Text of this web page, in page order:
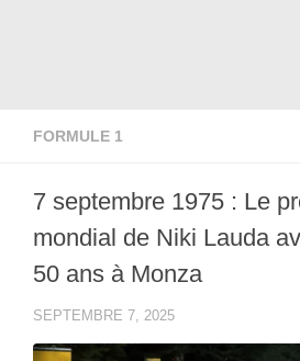
FORMULE 1
7 septembre 1975 : Le
mondial de Niki Lauda
50 ans à Monza
SEPTEMBRE 7, 2025